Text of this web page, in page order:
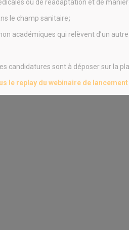
ou de réadaptation et de
le champ sanitaire;
académiques qui relèvent d’un
Les candidatures sont à déposer sur la
le replay du webinaire de